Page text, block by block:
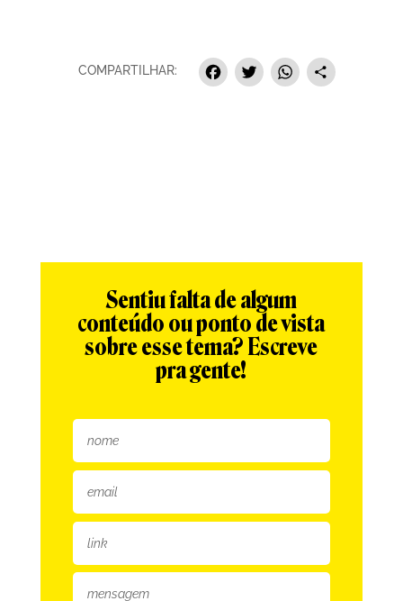
COMPARTILHAR: Facebook
Twitter
Sentiu falta de algum
conteúdo ou ponto de vista
sobre esse tema? Escreve
pra gente!